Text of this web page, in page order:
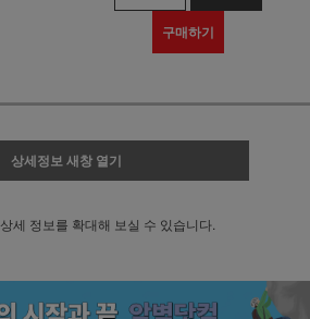
구매하기
상세정보 새창 열기
상세 정보를 확대해 보실 수 있습니다.